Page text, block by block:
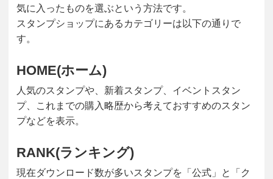
気に入ったものを選ぶという方法です。
スタンプショップにあるカテゴリーは以下の通りで
す。
HOME(ホーム)
人気のスタンプや、新着スタンプ、イベントスタン
プ、これまでの購入略歴から考えておすすめのスタン
プなどを表示。
RANK(ランキング)
現在ダウンロード数が多いスタンプを「公式」と「ク